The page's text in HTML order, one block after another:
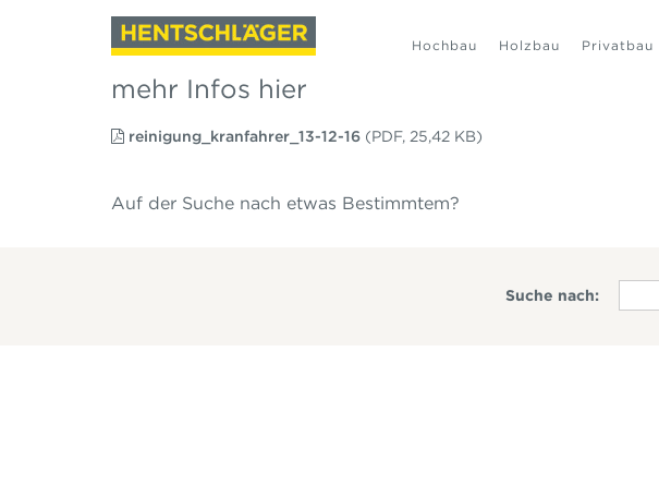
Hochbau Holzbau Privatbau
mehr Infos hier
reinigung_kranfahrer_13-12-16 (PDF, 25,42 KB)
Auf der Suche nach etwas Bestimmtem?
Suche nach: